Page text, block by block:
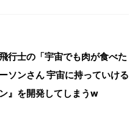
行士の「宇宙でも肉が食べた
ソンさん 宇宙に持っていける
』を開発してしまうw